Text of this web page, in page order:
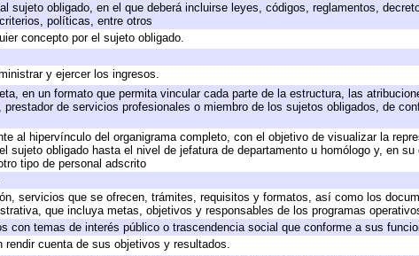
sujeto obligado, en el que deberá incluirse leyes, códigos, reglamentos,
políticas, entre otros
concepto por el sujeto obligado.
y ejercer los ingresos.
en un formato que permita vincular cada parte de la estructura, las
de servicios profesionales o miembro de los sujetos obligados, de
al hipervínculo del organigrama completo, con el objetivo de visualizar la
sujeto obligado hasta el nivel de jefatura de departamento u homólogo y, en
tipo de personal adscrito
servicios que se ofrecen, trámites, requisitos y formatos, así como los
que incluya metas, objetivos y responsables de los programas
con temas de interés público o trascendencia social que conforme a sus
cuenta de sus objetivos y resultados.